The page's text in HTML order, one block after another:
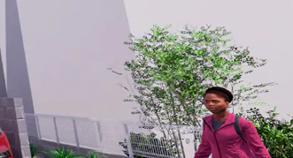
オーナーズボイス
動画ギャラリー
家づくりワークショップ
ハウスメイキングラボ
（住宅コラム）